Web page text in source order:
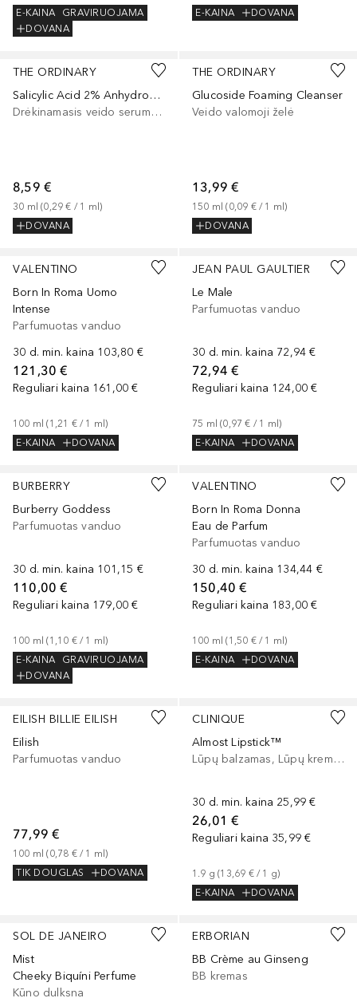
E-KAINA
GRAVIRUOJAMA
DOVANA
E-KAINA DOVANA
THE ORDINARY
Salicylic Acid 2% Anhydrous Solution
Drėkinamasis veido serumas, Veido serumas/koncentratas
8,59 €
30 ml (0,29 € / 1 ml)
DOVANA
THE ORDINARY
Glucoside Foaming Cleanser
Veido valomoji želė
13,99 €
150 ml (0,09 € / 1 ml)
DOVANA
VALENTINO
Born In Roma Uomo
Intense
Parfumuotas vanduo
30 d. min. kaina 103,80 €
121,30 €
Reguliari kaina 161,00 €
100 ml (1,21 € / 1 ml)
E-KAINA
DOVANA
JEAN PAUL GAULTIER
Le Male
Parfumuotas vanduo
30 d. min. kaina 72,94 €
72,94 €
Reguliari kaina 124,00 €
75 ml (0,97 € / 1 ml)
E-KAINA
DOVANA
BURBERRY
Burberry Goddess
Parfumuotas vanduo
30 d. min. kaina 101,15 €
110,00 €
Reguliari kaina 179,00 €
100 ml (1,10 € / 1 ml)
E-KAINA
GRAVIRUOJAMA
DOVANA
VALENTINO
Born In Roma Donna
Eau de Parfum
Parfumuotas vanduo
30 d. min. kaina 134,44 €
150,40 €
Reguliari kaina 183,00 €
100 ml (1,50 € / 1 ml)
E-KAINA
DOVANA
EILISH BILLIE EILISH
Eilish
Parfumuotas vanduo
77,99 €
100 ml (0,78 € / 1 ml)
TIK DOUGLAS
DOVANA
CLINIQUE
Almost Lipstick™
Lūpų balzamas, Lūpų kremas
30 d. min. kaina 25,99 €
26,01 €
Reguliari kaina 35,99 €
1.9 g (13,69 € / 1 g)
E-KAINA
DOVANA
SOL DE JANEIRO
Mist
Cheeky Biquíni Perfume
Kūno dulksna
ERBORIAN
BB Crème au Ginseng
BB kremas